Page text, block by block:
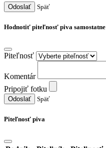
Odoslať Späť
Hodnotiť piteľnosť piva samostatne
Piteľnosť
Komentár
Pripojiť fotku
Odoslať Späť
Piteľnosť piva